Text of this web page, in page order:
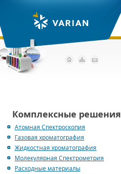
Комплексные решения
Атомная Спектроскопия
Газовая хроматография
Жидкостная хроматография
Молекулярная Спектрометрия
Расходные материалы